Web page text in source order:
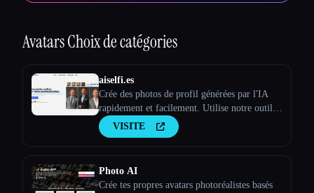
AvatarsChoix de catégories
aiselfi.es
Crée des photos de profil générées par l'IA
rapidement et facilement. Utilise notre outil
pour créer des photos de profil IA
personnalisées et gratuites en quelques
VISITE
Photo AI
Crée tes propres avatars photoréalistes basés